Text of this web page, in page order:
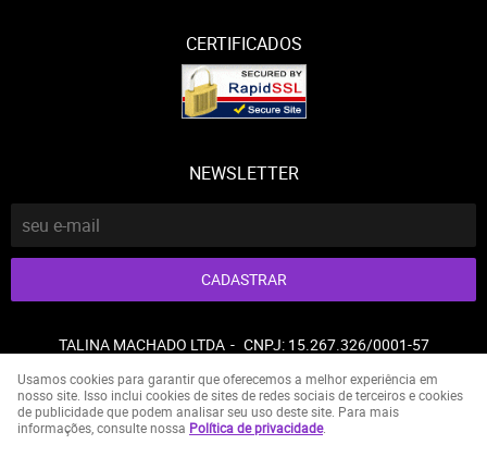
CERTIFICADOS
NEWSLETTER
CADASTRAR
TALINA MACHADO LTDA CNPJ: 15.267.326/0001-57
LOJA VIRTUAL CRIADA POR
Usamos cookies para garantir que oferecemos a melhor experiência em
nosso site. Isso inclui cookies de sites de redes sociais de terceiros e cookies
de publicidade que podem analisar seu uso deste site. Para mais
informações, consulte nossa Política de privacidade.